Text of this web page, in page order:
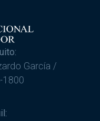
García /
1800